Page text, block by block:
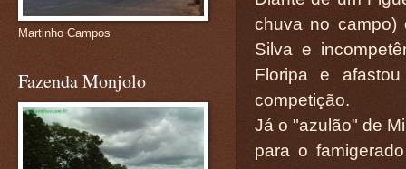
chuva no campo)
Silva e
Floripa e
competição.
Já o "azulão" de
para o
Martinho Campos
Fazenda Monjolo